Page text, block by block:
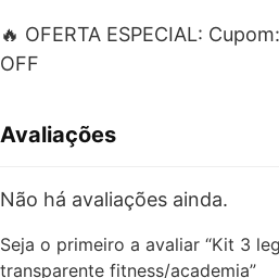
🔥 OFERTA ESPECIAL:
OFF
Avaliações
Não há avaliações ainda.
Seja o primeiro a avaliar “Kit 3
transparente fitness/academia”